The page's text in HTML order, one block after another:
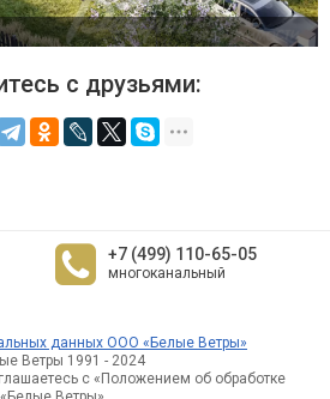
с друзьями:
+7 (499) 110-65-05
многоканальный
данных ООО «Белые Ветры»
Ветры 1991 - 2024
с «Положением об обработке